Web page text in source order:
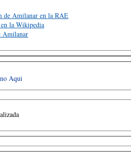
de Amilanar en la RAE
la Wikipedia
Amilanar
Aqui